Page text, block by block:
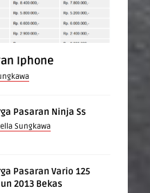
Iphone
Pasaran Ninja Ss
Sungkawa
Pasaran Vario 125
2013 Bekas